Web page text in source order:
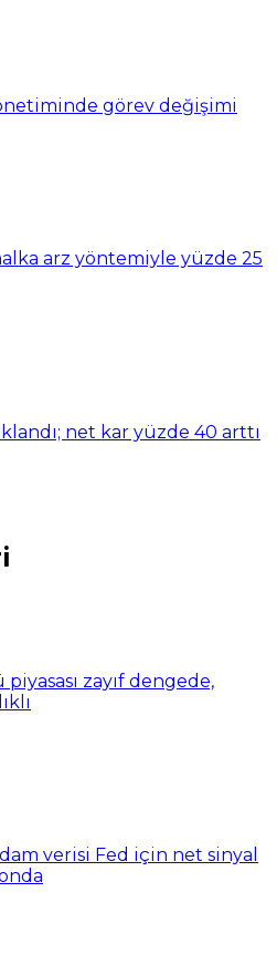
görev değişimi
arz yöntemiyle yüzde 25
net kar yüzde 40 arttı
zayıf dengede,
verisi Fed için net sinyal